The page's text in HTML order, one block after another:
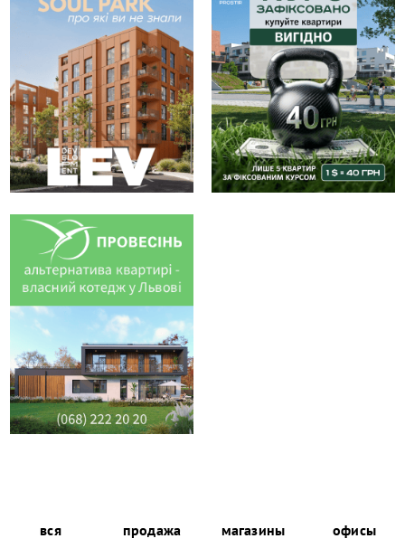
вся
продажа
магазины
офисы